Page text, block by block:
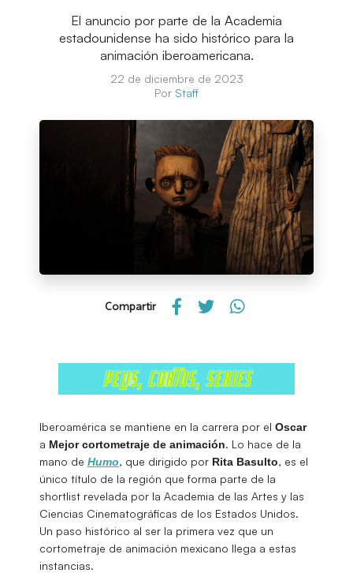
El anuncio por parte de la Academia
estadounidense ha sido histórico para la
animación iberoamericana.
22 de diciembre de 2023
Por Staff
Compartir
Iberoamérica se mantiene en la carrera por el Oscar
a Mejor cortometraje de animación. Lo hace de la
mano de Humo, que dirigido por Rita Basulto, es el
único título de la región que forma parte de la
shortlist revelada por la Academia de las Artes y las
Ciencias Cinematográficas de los Estados Unidos.
Un paso histórico al ser la primera vez que un
cortometraje de animación mexicano llega a estas
instancias.